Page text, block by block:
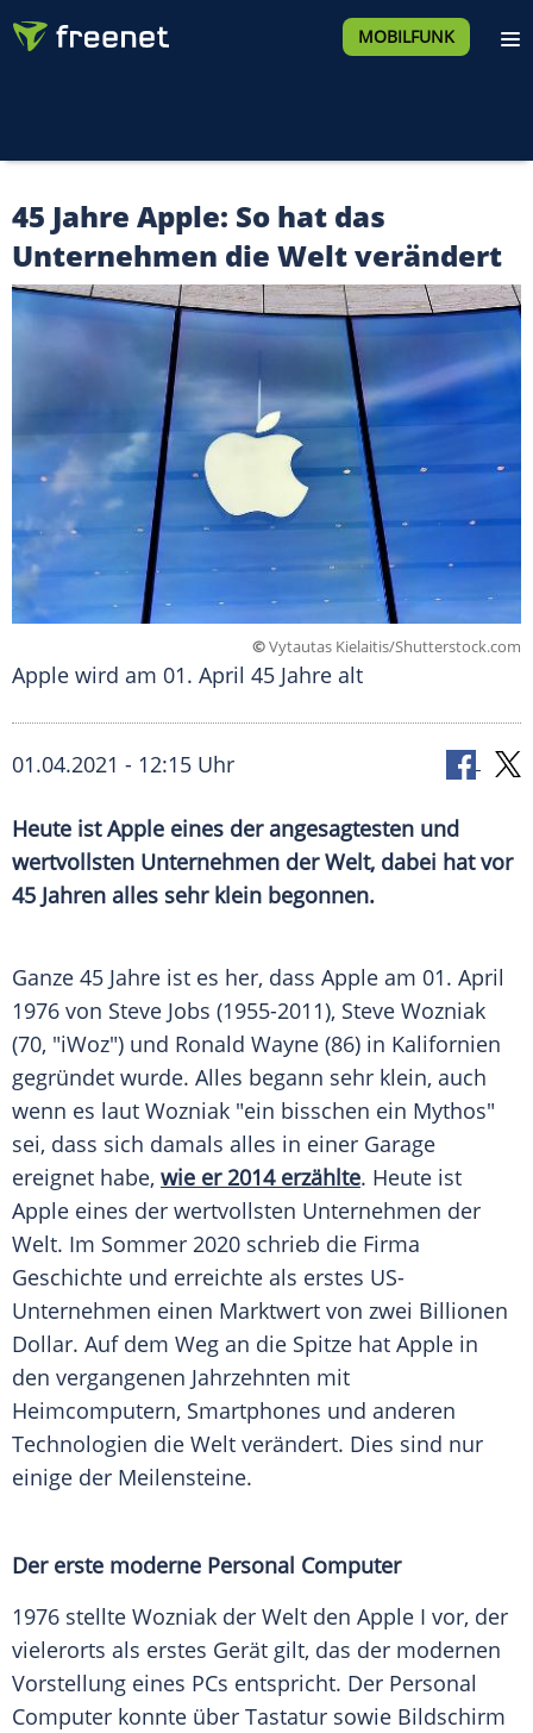
MOBILFUNK
45 Jahre Apple: So hat das
Unternehmen die Welt verändert
©Vytautas Kielaitis/Shutterstock.com
Apple wird am 01. April 45 Jahre alt
01.04.2021 - 12:15 Uhr
Heute istApple eines der angesagtesten und
wertvollsten Unternehmen der Welt, dabei hat vor
45 Jahren alles sehr klein begonnen.
Ganze 45 Jahre ist es her, dass Apple am 01. April
1976 von Steve Jobs (1955-2011), Steve Wozniak
(70, "iWoz") und Ronald Wayne (86) in Kalifornien
gegründet wurde. Alles begann sehr klein, auch
wenn es laut Wozniak "ein bisschen ein Mythos"
sei, dass sich damals alles in einer Garage
ereignet habe, wie er 2014 erzählte. Heute ist
Apple eines der wertvollsten Unternehmen der
Welt. Im Sommer 2020 schrieb die Firma
Geschichte und erreichte als erstes US-
Unternehmen einen Marktwert von zwei Billionen
Dollar. Auf dem Weg an die Spitze hat Apple in
den vergangenen Jahrzehnten mit
Heimcomputern, Smartphones und anderen
Technologien die Welt verändert. Dies sind nur
einige der Meilensteine.
Der erste moderne Personal Computer
1976 stellte Wozniak der Welt den Apple I vor, der
vielerorts als erstes Gerät gilt, das der modernen
Vorstellung eines PCs entspricht. Der Personal
Computer konnte über Tastatur sowie Bildschirm